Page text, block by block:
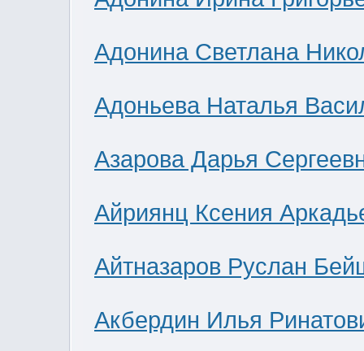
Адонина Светлана
Адоньева Наталья
Азарова Дарья
Айриянц Ксения
Айтназаров Руслан
Акбердин Илья